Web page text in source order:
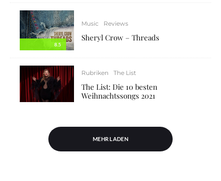
8.5
Music Reviews
Sheryl Crow – Threads
Rubriken The List
The List: Die 10 besten
Weihnachtssongs 2021
MEHR LADEN